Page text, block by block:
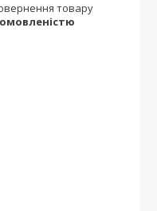
товару